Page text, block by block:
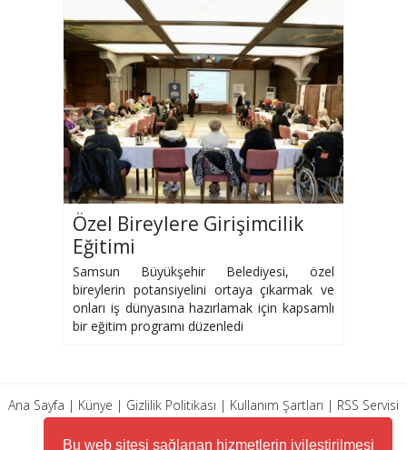
Bu web sitesi sağlanan hizmetlerin iyileştirilmesi
Özel Bireylere Girişimcilik
Eğitimi
Samsun Büyükşehir Belediyesi, özel
bireylerin potansiyelini ortaya çıkarmak ve
onları iş dünyasına hazırlamak için kapsamlı
bir eğitim programı düzenledi
Ana Sayfa | Künye | Gizlilik Politikası | Kullanım Şartları | RSS Servisi